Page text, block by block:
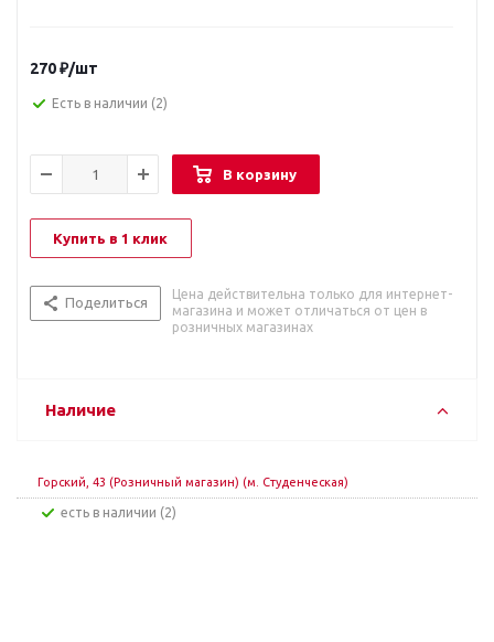
270₽/шт
Есть в наличии (2)
В корзину
Купить в 1 клик
Поделиться
Цена действительна только для интернет-
магазина и может отличаться от цен в
розничных магазинах
Наличие
Горский, 43 (Розничный магазин) (м. Студенческая)
Есть в наличии (2)